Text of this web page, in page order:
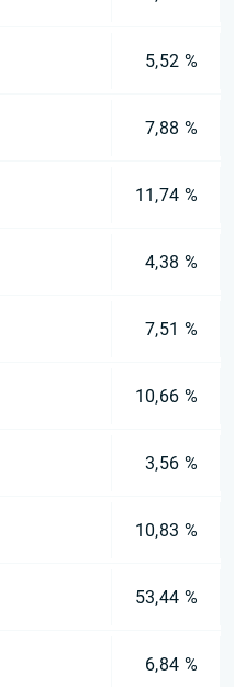
5,52 %
7,88 %
11,74 %
4,38 %
7,51 %
10,66 %
3,56 %
10,83 %
53,44 %
6,84 %